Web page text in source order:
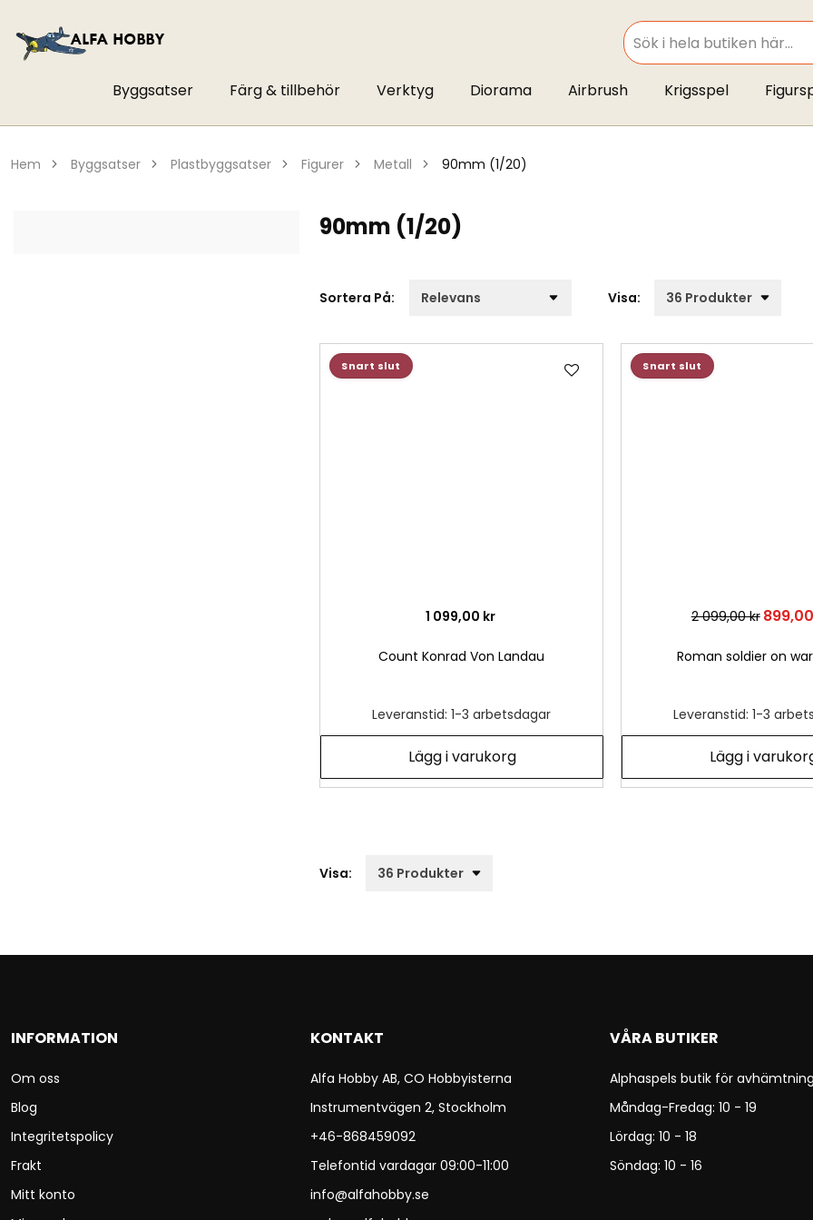
SEARCH
Byggsatser Färg & tillbehör Verktyg Diorama Airbrush Krigsspel
hem byggsatser plastbyggsatser figurer metall 90mm (1/20)
90mm (1/20)
Sortera På: Visa:
Snart slut
1 099,00 kr
Count Konrad Von Landau
Leveranstid: 1-3 arbetsdagar
Lägg i varukorg
Snart slut
2 099,00 kr
Roman soldier on
Leveranstid: 1-3
Lägg i
Visa:
INFORMATION
Om oss
Blog
Integritetspolicy
Frakt
Mitt konto
KONTAKT
Alfa Hobby AB, CO Hobbyisterna
Instrumentvägen 2, Stockholm
+46-868459092
Telefontid vardagar 09:00-11:00
info@alfahobby.se
VÅRA BUTIKER
Alphaspels butik för
Måndag-Fredag: 10 - 19
Lördag: 10 - 18
Söndag: 10 - 16